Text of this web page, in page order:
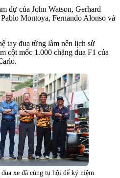
dự của John Watson, Gerhard
Montoya, Fernando Alonso và
tay đua từng làm nên lịch sử
cột mốc 1.000 chặng đua F1 của
xe đã cùng tụ hội để kỷ niệm